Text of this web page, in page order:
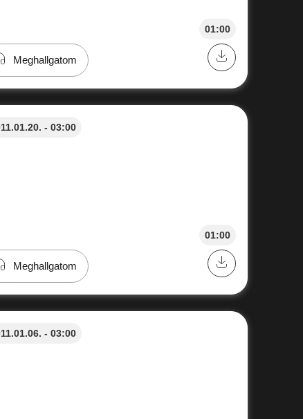
01:00
Meghallgatom
- 03:00
01:00
Meghallgatom
- 03:00